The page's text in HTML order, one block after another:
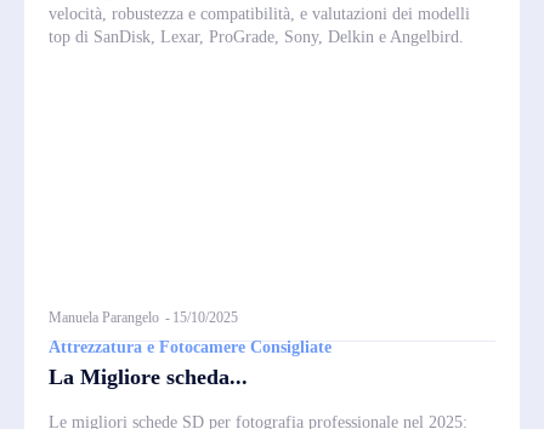
velocità, robustezza e compatibilità, e valutazioni dei modelli
top di SanDisk, Lexar, ProGrade, Sony, Delkin e Angelbird.
Manuela Parangelo - 15/10/2025
Attrezzatura e Fotocamere Consigliate
La Migliore scheda...
Le migliori schede SD per fotografia professionale nel 2025: